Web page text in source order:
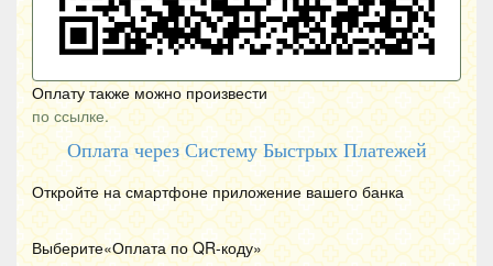
Оплату также можно произвести
по ссылке.
Оплата через Систему Быстрых Платежей
Откройте на смартфоне приложение вашего банка
Выберите«Оплата по QR-коду»